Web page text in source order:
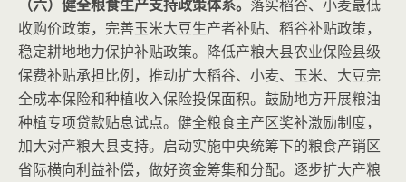
（六）健全粮食生产支持政策体系。 落实稻谷、小麦最低
收购价政策，完善玉米大豆生产者补贴、稻谷补贴政策，
稳定耕地地力保护补贴政策。降低产粮大县农业保险县级
保费补贴承担比例，推动扩大稻谷、小麦、玉米、大豆完
全成本保险和种植收入保险投保面积。鼓励地方开展粮油
种植专项贷款贴息试点。健全粮食主产区奖补激励制度，
加大对产粮大县支持。启动实施中央统筹下的粮食产销区
省际横向利益补偿，做好资金筹集和分配。逐步扩大产粮